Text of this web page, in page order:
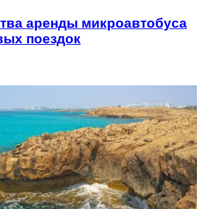
аренды микроавтобуса
поездок